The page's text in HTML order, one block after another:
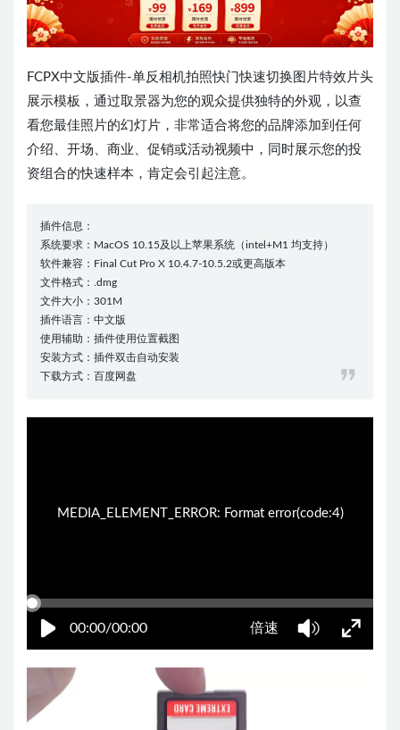
FCPX中文版插件-单反相机拍照快门快速切换图片特效片头
展示模板，通过取景器为您的观众提供独特的外观，以查
看您最佳照片的幻灯片，非常适合将您的品牌添加到任何
介绍、开场、商业、促销或活动视频中，同时展示您的投
资组合的快速样本，肯定会引起注意。
插件信息：
系统要求：MacOS 10.15及以上苹果系统（intel+M1 均支持）
软件兼容：Final Cut Pro X 10.4.7-10.5.2或更高版本
文件格式：.dmg
文件大小：301M
插件语言：中文版
使用辅助：插件使用位置截图
安装方式：插件双击自动安装
下载方式：百度网盘
00:00/00:00 倍速
MEDIA_ELEMENT_ERROR: Format error(code:4)